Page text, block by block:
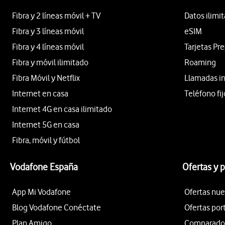
Fibra y 2 líneas móvil + TV
Fibra y 3 líneas móvil
Fibra y 4 líneas móvil
Fibra y móvil ilimitado
Fibra Móvil y Netflix
Internet en casa
Internet 4G en casa ilimitado
Internet 5G en casa
Fibra, móvil y fútbol
Datos
eSIM
Tarjetas
Roaming
Llamadas
Teléfono
Vodafone España
App Mi Vodafone
Blog Vodafone Conéctate
Plan Amigo
Ofertas y
Ofertas
Ofertas